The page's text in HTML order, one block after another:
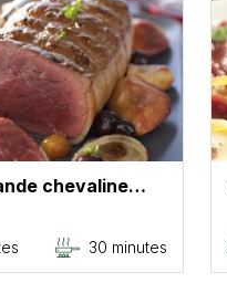
chevaline…
30 minutes